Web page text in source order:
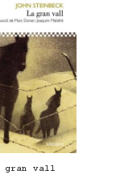
gran vall